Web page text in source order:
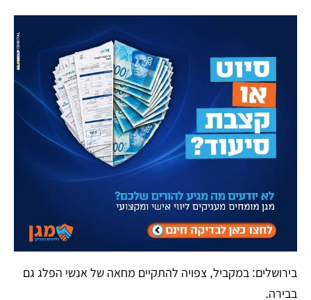
​בירושלים: במקביל, צפויה להתקיים מחאה של אנשי הפלג גם
בבירה.